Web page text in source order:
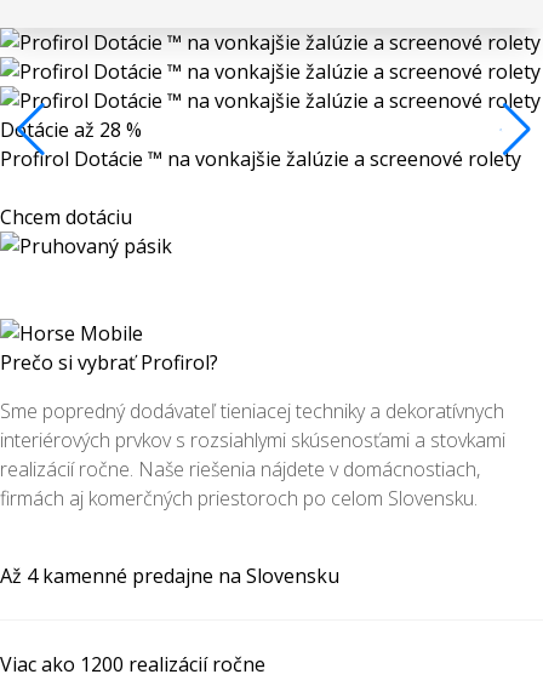
Dotácie až 28 %
Profirol Dotácie ™ na vonkajšie žalúzie a screenové rolety
Chcem dotáciu
Prečo si vybrať Profirol?
Sme popredný dodávateľ tieniacej techniky a dekoratívnych
interiérových prvkov s rozsiahlymi skúsenosťami a stovkami
realizácií ročne. Naše riešenia nájdete v domácnostiach,
firmách aj komerčných priestoroch po celom Slovensku.
Až 4 kamenné predajne na Slovensku
Viac ako 1200 realizácií ročne